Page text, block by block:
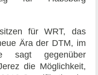
für WRT, das
Ära der DTM, im
sagt gegenüber
die Möglichkeit,